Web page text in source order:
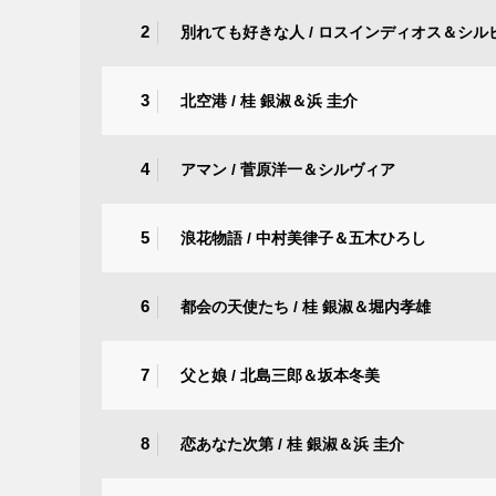
2 別れても好きな人 / ロスインディオス＆シル
3 北空港 / 桂 銀淑＆浜 圭介
4 アマン / 菅原洋一＆シルヴィア
5 浪花物語 / 中村美律子＆五木ひろし
6 都会の天使たち / 桂 銀淑＆堀内孝雄
7 父と娘 / 北島三郎＆坂本冬美
8 恋あなた次第 / 桂 銀淑＆浜 圭介